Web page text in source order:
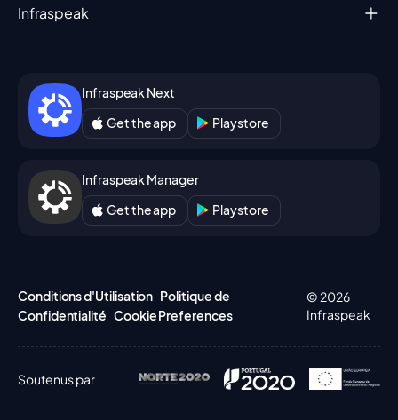
Infraspeak
Infraspeak Next
Get the app
Playstore
Infraspeak Manager
Get the app
Playstore
Conditions d'Utilisation Politique de
Confidentialité Cookie Preferences
© 2026
Infraspeak
Soutenus par